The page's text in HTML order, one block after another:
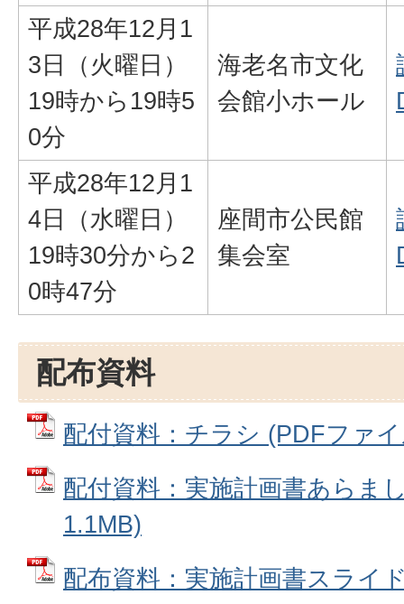
平成28年12月1
3日（火曜日）
19時から19時5
0分
海老名市文化
会館小ホール
平成28年12月1
4日（水曜日）
19時30分から2
0時47分
座間市公民館
集会室
配布資料
配付資料：チラシ (PDFファ
配付資料：実施計画書あらま
1.1MB)
配布資料：実施計画書スライ